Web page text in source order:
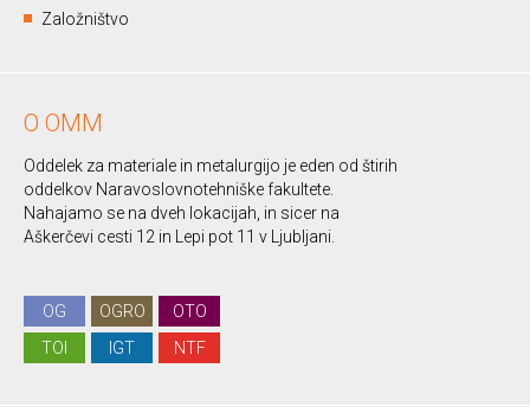
Založništvo
O OMM
Oddelek za materiale in metalurgijo je eden od štirih
oddelkov Naravoslovnotehniške fakultete.
Nahajamo se na dveh lokacijah, in sicer na
Aškerčevi cesti 12 in Lepi pot 11 v Ljubljani.
OG OGRO
OTO
TOI
IGT NTF